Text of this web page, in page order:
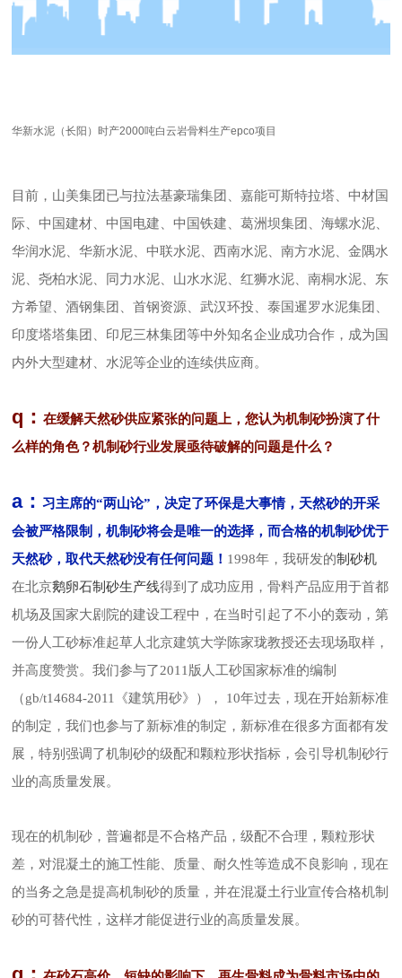
华新水泥（长阳）时产2000吨白云岩骨料生产epco项目
目前，山美集团已与拉法基豪瑞集团、嘉能可斯特拉塔、中材国
际、中国建材、中国电建、中国铁建、葛洲坝集团、海螺水泥、
华润水泥、华新水泥、中联水泥、西南水泥、南方水泥、金隅水
泥、尧柏水泥、同力水泥、山水水泥、红狮水泥、南桐水泥、东
方希望、酒钢集团、首钢资源、武汉环投、泰国暹罗水泥集团、
印度塔塔集团、印尼三林集团等中外知名企业成功合作，成为国
内外大型建材、水泥等企业的连续供应商。
q：在缓解天然砂供应紧张的问题上，您认为机制砂扮演了什
么样的角色？机制砂行业发展亟待破解的问题是什么？
a：习主席的“两山论”，决定了环保是大事情，天然砂的开采
会被严格限制，机制砂将会是唯一的选择，而合格的机制砂优于
天然砂，取代天然砂没有任何问题！ 1998年，我研发的制砂机
在北京鹅卵石制砂生产线得到了成功应用，骨料产品应用于首都
机场及国家大剧院的建设工程中，在当时引起了不小的轰动，第
一份人工砂标准起草人北京建筑大学陈家珑教授还去现场取样，
并高度赞赏。我们参与了2011版人工砂国家标准的编制
（gb/t14684-2011《建筑用砂》）， 10年过去，现在开始新标准
的制定，我们也参与了新标准的制定，新标准在很多方面都有发
展，特别强调了机制砂的级配和颗粒形状指标，会引导机制砂行
业的高质量发展。
现在的机制砂，普遍都是不合格产品，级配不合理，颗粒形状
差，对混凝土的施工性能、质量、耐久性等造成不良影响，现在
的当务之急是提高机制砂的质量，并在混凝土行业宣传合格机制
砂的可替代性，这样才能促进行业的高质量发展。
q：